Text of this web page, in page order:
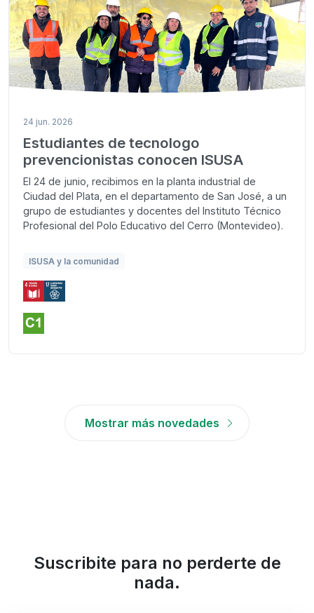
24 jun. 2026
Estudiantes de tecnologo
prevencionistas conocen ISUSA
El 24 de junio, recibimos en la planta industrial de
Ciudad del Plata, en el departamento de San José, a un
grupo de estudiantes y docentes del Instituto Técnico
Profesional del Polo Educativo del Cerro (Montevideo).
ISUSA y la comunidad
Mostrar más novedades
Suscribite para no perderte de
nada.